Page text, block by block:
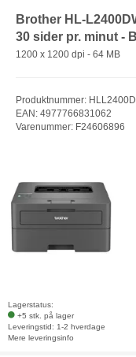
Brother HL-
30 sider pr. minut -
1200 x 1200 dpi - 64 MB
Produktnummer:
EAN: 4977766831062
Varenummer: F24606896
Lagerstatus:
+5 stk. på lager
Leveringstid: 1-2 hverdage
Mere leveringsinfo